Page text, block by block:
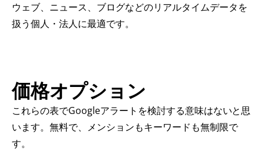
ウェブ、ニュース、ブログなどのリアルタイムデータを
扱う個人・法人に最適です。
価格オプション
これらの表でGoogleアラートを検討する意味はないと思
います。無料で、メンションもキーワードも無制限で
す。